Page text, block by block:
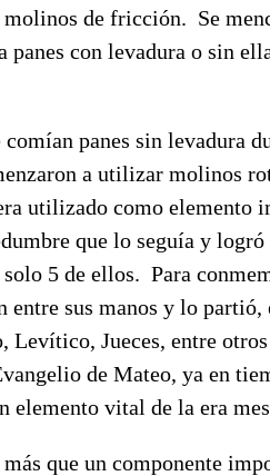
molinos de fricción. Se
panes con levadura o sin
comían panes sin levadura
a utilizar molinos
utilizado como elemento
que lo seguía y
5 de ellos. Para
entre sus manos y lo
Levítico, Jueces, entre
de Mateo, ya en
elemento vital de la era
que un componente